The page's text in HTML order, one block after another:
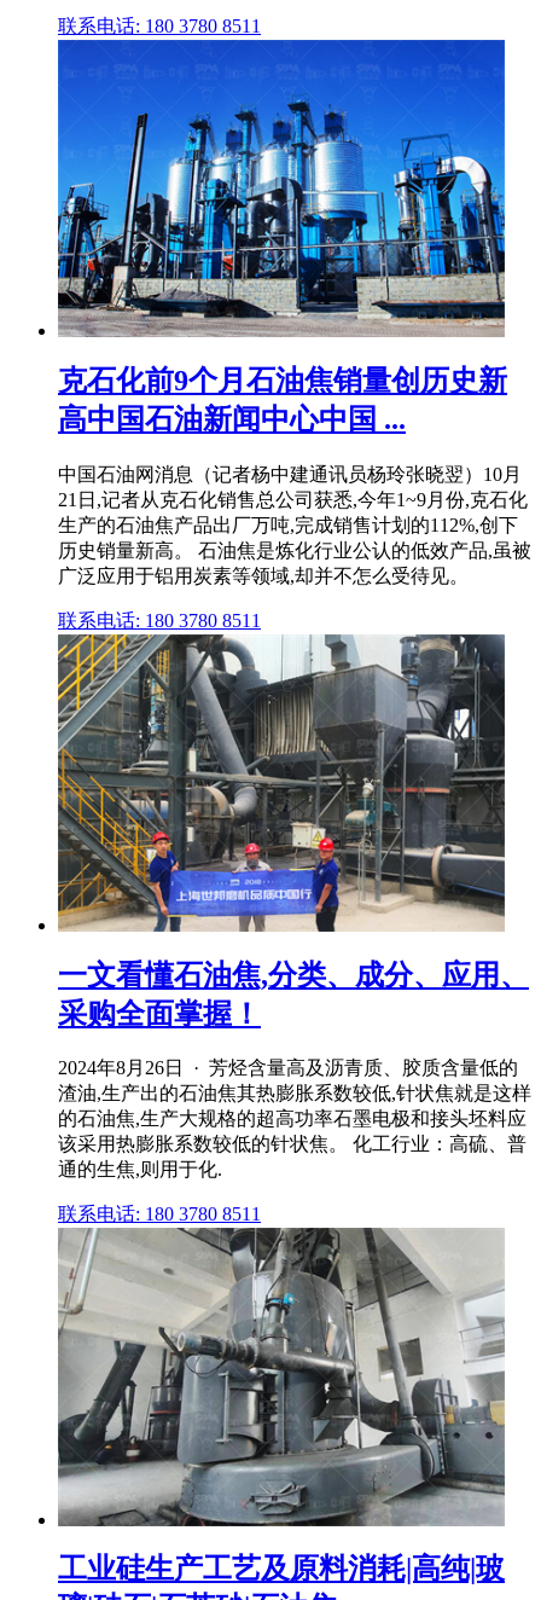
联系电话: 180 3780 8511
克石化前9个月石油焦销量创历史新
高中国石油新闻中心中国 ...
中国石油网消息（记者杨中建通讯员杨玲张晓翌）10月
21日,记者从克石化销售总公司获悉,今年1~9月份,克石化
生产的石油焦产品出厂万吨,完成销售计划的112%,创下
历史销量新高。 石油焦是炼化行业公认的低效产品,虽被
广泛应用于铝用炭素等领域,却并不怎么受待见。
联系电话: 180 3780 8511
一文看懂石油焦,分类、成分、应用、
采购全面掌握！
2024年8月26日 · 芳烃含量高及沥青质、胶质含量低的
渣油,生产出的石油焦其热膨胀系数较低,针状焦就是这样
的石油焦,生产大规格的超高功率石墨电极和接头坯料应
该采用热膨胀系数较低的针状焦。 化工行业：高硫、普
通的生焦,则用于化.
联系电话: 180 3780 8511
工业硅生产工艺及原料消耗|高纯|玻